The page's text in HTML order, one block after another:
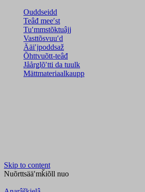
Ouddseidd
Teâđ meeʹst
Tuʹmmstõktuâjj
Vasttõsvuuʹd
Ääiʹjpoddsaž
Õhttvuõtt-teâđ
Jåårǥlõʹtti da tuulk
Mättmateriaalkaupp
Skip to content
Nuõrttsääʹmǩiõll nuo